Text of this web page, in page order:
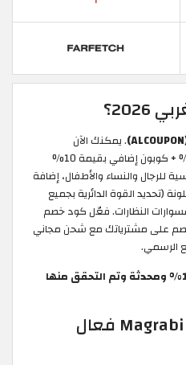
. يمكنك الآن
الاستمتاع بخصومات تصل إلى 50% + كوبون إضافي بقيمة 10%
للرجال والنساء والأطفال، إضافة
(تحديد القوة الدائرية بجميع
النظارات. فعّل كود خصم
على مشترياتك مع شحن مجاني
الرسمي.
كودات خصم مغربي فعالة 100% ومحدثة وتم التحقق منها
هل يوجد كود خصم Magrabi فعال